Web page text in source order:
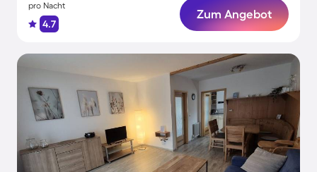
pro Nacht
4.7
Zum Angebot